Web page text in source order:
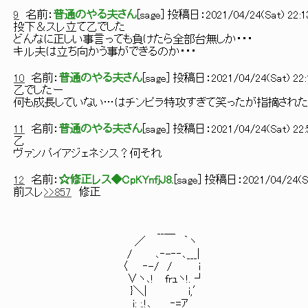
9 名前： 普通のやる夫さん sage ] 投稿日： 2021/04/24(Sat)
投下＆スレ立て乙でした
どんなに正しい事言っても負けたら全部台無しか・・・
キル夫は立ち向かう事ができるのか・・・
10 名前： 普通のやる夫さん sage ] 投稿日： 2021/04/24(Sat)
乙でしたー
何も成長していない…はチンピラ特攻すぎて笑ったが指摘され
11 名前： 普通のやる夫さん sage ] 投稿日： 2021/04/24(Sat)
乙
ヴァンパイアジェネシス？何それ
12 名前： ☆修正レス◆CpKYnfjJ8. sage ] 投稿日： 2021/04/
前スレ>>857 修正
／ ｀ヽ
/ ､‐-‐‐､___|
〈 ‐-/ / i
∨ヽ､! frｭヽ!. ┘
}＼| i,′
i: :.!､ ‐=ｱ